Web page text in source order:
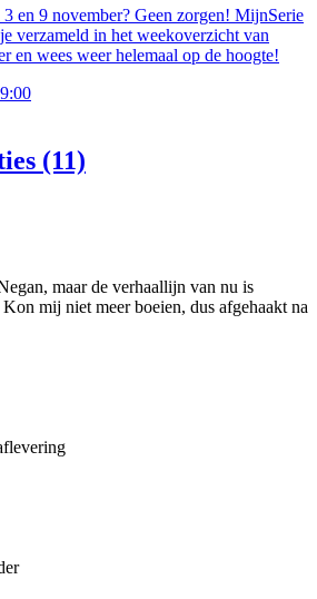
3 en 9 november? Geen zorgen! MijnSerie
verzameld in het weekoverzicht van
en wees weer helemaal op de hoogte!
(11)
maar de verhaallijn van nu is
mij niet meer boeien, dus afgehaakt na